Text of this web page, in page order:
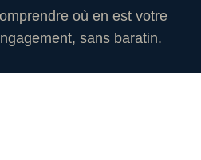
où en est votre
sans baratin.